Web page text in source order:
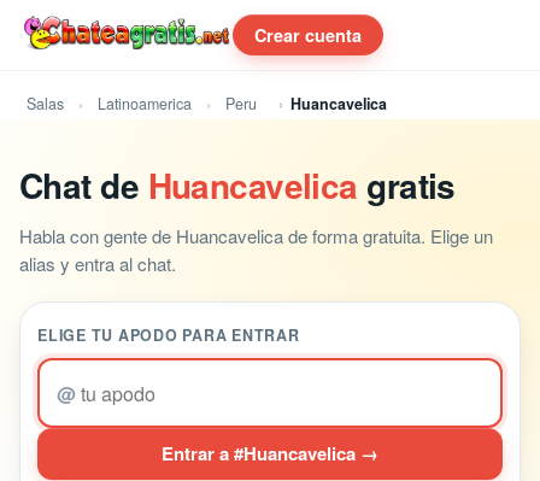
Crear cuenta
Salas Latinoamerica Peru Huancavelica
Chat de Huancavelica gratis
Habla con gente de Huancavelica de forma gratuita. Elige un
alias y entra al chat.
ELIGE TU APODO PARA ENTRAR
@
Entrar a #Huancavelica →